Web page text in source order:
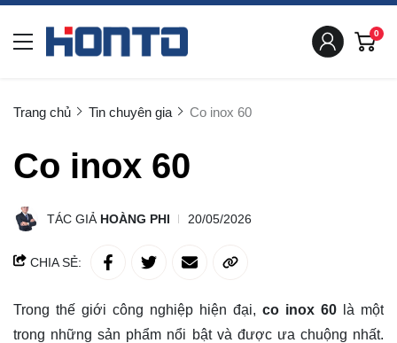
0
Trang chủ Tin chuyên gia Co inox 60
Co inox 60
TÁC GIẢ HOÀNG PHI 20/05/2026
CHIA SẺ:
Trong thế giới công nghiệp hiện đại, co inox 60
là một
trong những sản phẩm nổi bật và được ưa chuộng nhất.